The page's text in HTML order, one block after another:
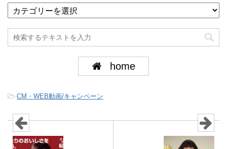
home
-CM・WEB動画/キャンペーン